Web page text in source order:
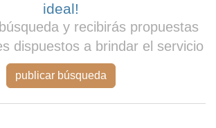
ideal!
y recibirás propuestas
dispuestos a brindar el servicio
publicar búsqueda